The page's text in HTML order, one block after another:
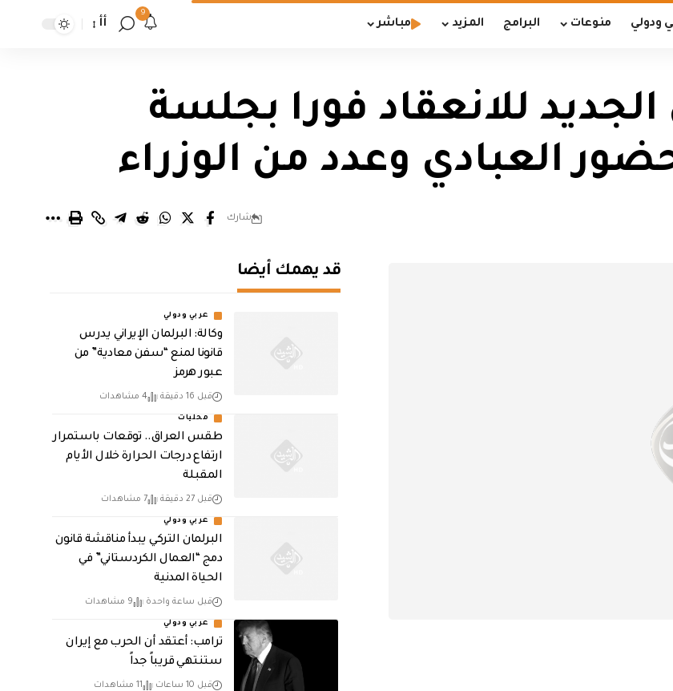
ودولي منوعات البرامج المزيد مباشر
9
أأ
الجديد للانعقاد فورا بجلسة
العبادي وعدد من الوزراء
شارك
قد يهمك أيضا
عربي ودولي
وكالة: البرلمان الإيراني يدرس
قانونا لمنع “سفن معادية” من
عبور هرمز
قبل 16 دقيقة 4 مشاهدات
محليات
طقس العراق.. توقعات باستمرار
ارتفاع درجات الحرارة خلال الأيام
المقبلة
قبل 27 دقيقة 7 مشاهدات
عربي ودولي
البرلمان التركي يبدأ مناقشة قانون
دمج “العمال الكردستاني” في
الحياة المدنية
قبل ساعة واحدة 9 مشاهدات
عربي ودولي
‏ترامب: أعتقد أن الحرب مع إيران
ستنتهي قريباً جداً
قبل 10 ساعات 11 مشاهدات